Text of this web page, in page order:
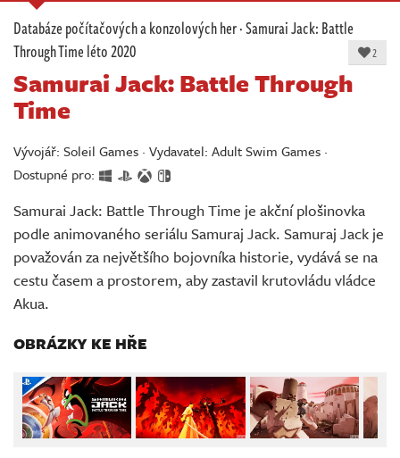
Soutěže
Databáze
Komunita
Redakce
Živě
Databáze počítačových a konzolových her·Samurai Jack: Battle
Through Timeléto 2020 2
Samurai Jack: Battle Through
Time
Vývojář: Soleil Games · Vydavatel: Adult Swim Games ·
Dostupné pro:
Samurai Jack: Battle Through Time je akční plošinovka
podle animovaného seriálu Samuraj Jack. Samuraj Jack je
považován za největšího bojovníka historie, vydává se na
cestu časem a prostorem, aby zastavil krutovládu vládce
Akua.
OBRÁZKY KE HŘE